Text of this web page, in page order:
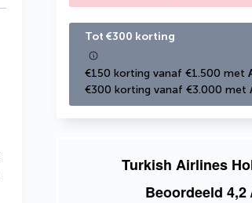
Tot €300 korting
€150 korting vanaf €1.500 met
€300 korting vanaf €3.000 met
Turkish Airlines
Beoordeeld 4,2